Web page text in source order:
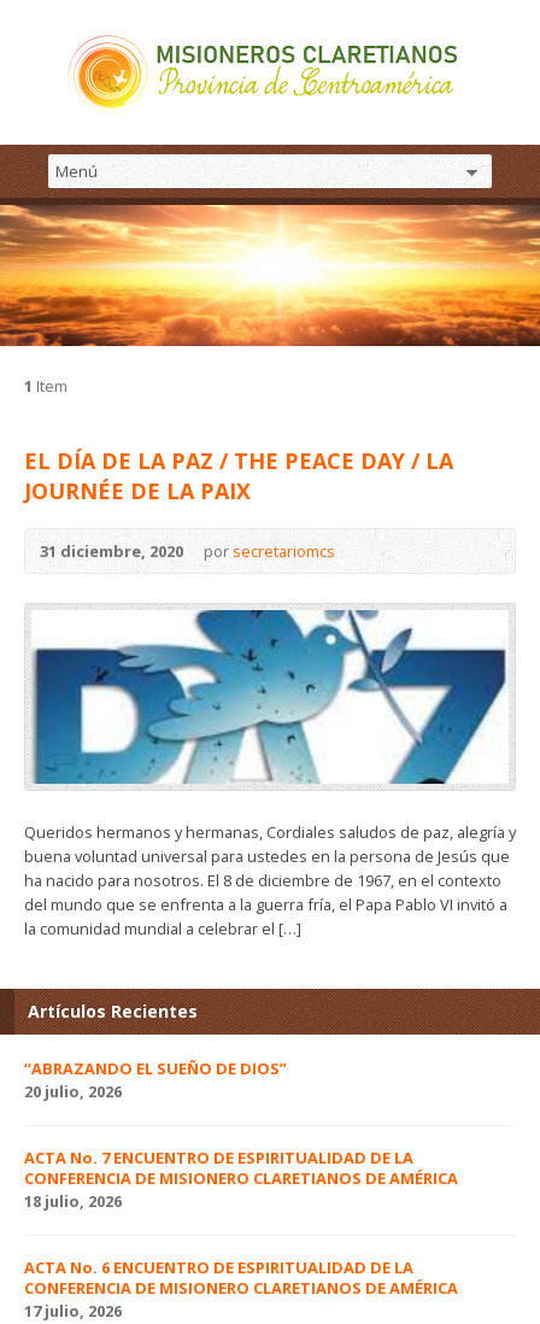
1 Item
EL DÍA DE LA PAZ / THE PEACE DAY / LA
JOURNÉE DE LA PAIX
31 diciembre, 2020 por secretariomcs
Queridos hermanos y hermanas, Cordiales saludos de paz, alegría y
buena voluntad universal para ustedes en la persona de Jesús que
ha nacido para nosotros. El 8 de diciembre de 1967, en el contexto
del mundo que se enfrenta a la guerra fría, el Papa Pablo VI invitó a
la comunidad mundial a celebrar el […]
Artículos Recientes
“ABRAZANDO EL SUEÑO DE DIOS”
20 julio, 2026
ACTA No. 7 ENCUENTRO DE ESPIRITUALIDAD DE LA
CONFERENCIA DE MISIONERO CLARETIANOS DE AMÉRICA
18 julio, 2026
ACTA No. 6 ENCUENTRO DE ESPIRITUALIDAD DE LA
CONFERENCIA DE MISIONERO CLARETIANOS DE AMÉRICA
17 julio, 2026